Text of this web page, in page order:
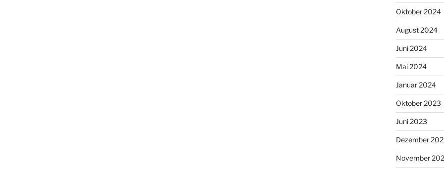
Oktober 2024
August 2024
Juni 2024
Mai 2024
Januar 2024
Oktober 2023
Juni 2023
Dezember
November